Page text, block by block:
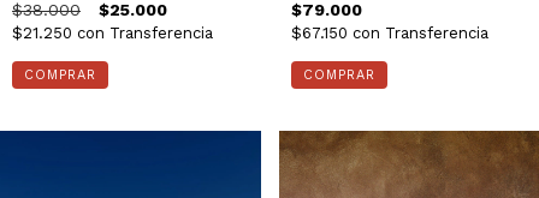
$38.000 $25.000
$21.250 con Transferencia
COMPRAR
$79.000
$67.150 con Transferencia
COMPRAR